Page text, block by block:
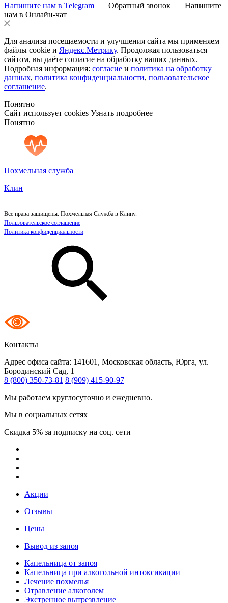
Напишите нам в Telegram
Обратный звонок
Напишите
нам в Онлайн-чат
Для анализа посещаемости и улучшения сайта мы применяем
файлы cookie и Яндекс.Метрику. Продолжая пользоваться
сайтом, вы даёте согласие на обработку ваших данных.
Подробная информация: согласие и политика на обработку
данных, политика конфиденциальности, пользовательское
соглашение.
Понятно
Сайт использует cookies Узнать подробнее
Понятно
Похмельная служба
Клин
Все права защищены. Похмельная Служба в Клину.
Пользовательское соглашение
Политика конфиденциальности
Контакты
Адрес офиса сайта: 141601, Московская область, Юрга, ул.
Бородинский Сад, 1
8 (800) 350-73-81 8 (909) 415-90-97
Мы работаем круглосуточно и ежедневно.
Мы в социальных сетях
Скидка 5% за подписку на соц. сети
Акции
Отзывы
Цены
Вывод из запоя
Капельница от запоя
Капельница при алкогольной интоксикации
Лечение похмелья
Отравление алкоголем
Экстренное вытрезвление